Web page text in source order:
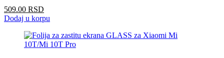
509.00 RSD
Dodaj u korpu